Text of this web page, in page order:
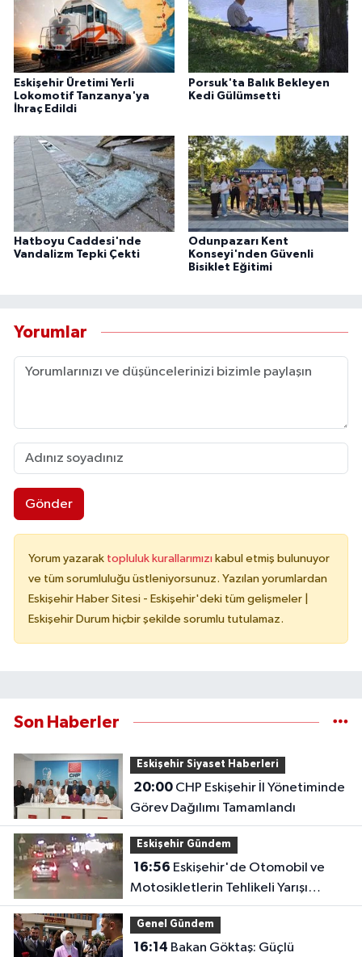
Eskişehir Üretimi Yerli
Lokomotif Tanzanya'ya
İhraç Edildi
Porsuk'ta Balık Bekleyen
Kedi Gülümsetti
Hatboyu Caddesi'nde
Vandalizm Tepki Çekti
Odunpazarı Kent
Konseyi'nden Güvenli
Bisiklet Eğitimi
Yorumlar
Gönder
Yorum yazarak topluluk kurallarımızı kabul etmiş bulunuyor
ve tüm sorumluluğu üstleniyorsunuz. Yazılan yorumlardan
Eskişehir Haber Sitesi - Eskişehir'deki tüm gelişmeler |
Eskişehir Durum hiçbir şekilde sorumlu tutulamaz.
Son Haberler
Eskişehir Siyaset Haberleri
20:00CHP Eskişehir İl Yönetiminde
Görev Dağılımı Tamamlandı
Eskişehir Gündem
16:56
Motosikletlerin Tehlikeli Yarışı
Kamerada
Genel Gündem
16:14